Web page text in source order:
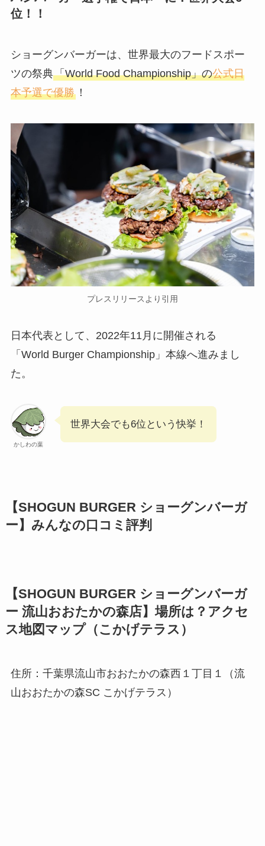
位！！
ショーグンバーガーは、世界最大のフードスポー
ツの祭典「World Food Championship」の公式日
本予選で優勝！
プレスリリースより引用
日本代表として、2022年11月に開催される
「World Burger Championship」本線へ進みまし
た。
かしわの葉
世界大会でも6位という快挙！
【SHOGUN BURGER ショーグンバーガ
ー】みんなの口コミ評判
【SHOGUN BURGER ショーグンバーガ
ー 流山おおたかの森店】場所は？アクセ
ス地図マップ（こかげテラス）
住所：千葉県流山市おおたかの森西１丁目１（流
山おおたかの森SC こかげテラス）